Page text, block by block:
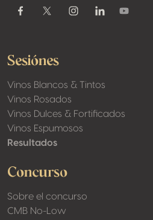
FacebookTwitter / XInstagramLinkedinYoutube
Sesiónes
Vinos Blancos & Tintos
Vinos Rosados
Vinos Dulces & Fortificados
Vinos Espumosos
Resultados
Concurso
Sobre el concurso
CMB No-Low